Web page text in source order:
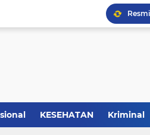
KESEHATAN Kriminal